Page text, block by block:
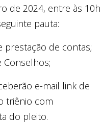
de 2024, entre às 10h
pauta:
prestação de contas;
Conselhos;
e-mail link de
triênio com
do pleito.